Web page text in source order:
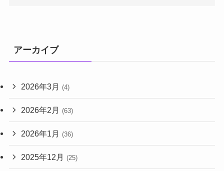
アーカイブ
2026年3月 (4)
2026年2月 (63)
2026年1月 (36)
2025年12月 (25)